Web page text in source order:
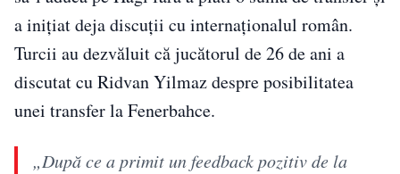
a inițiat deja discuții cu internaționalul român.
Turcii au dezvăluit că jucătorul de 26 de ani a
discutat cu Ridvan Yilmaz despre posibilitatea
unei transfer la Fenerbahce.
„După ce a primit un feedback pozitiv de la